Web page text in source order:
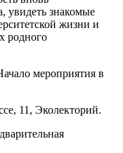
увидеть знакомые
жизни и
родного
мероприятия в
11, Эколекторий.